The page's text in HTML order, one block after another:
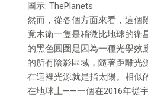
圖示: ThePlanets
然而，從各個方面來看，這個
竟木衛一隻是稍微比地球的衛
的黑色圓圈是因為一種光學效
的所有陰影區域，隨著距離光
在這裡光源就是指太陽。相似
在地球上——一個在2016年從